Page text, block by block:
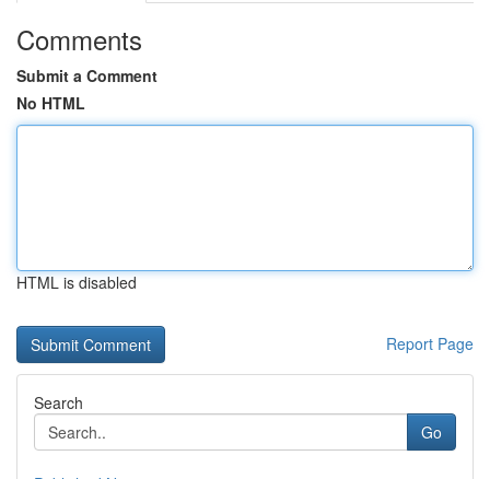
Comments
Submit a Comment
No HTML
HTML is disabled
Report Page
Search
Go